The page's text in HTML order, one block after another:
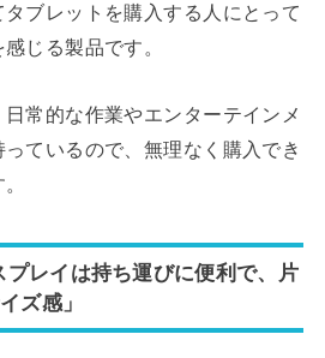
ブレットを購入する人にとって
じる製品です。
常的な作業やエンターテインメ
ているので、無理なく購入でき
プレイは持ち運びに便利で、片
ズ感」